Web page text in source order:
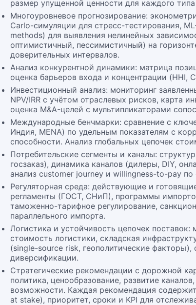
размер упущенной ценности для каждого типа
Многоуровневое прогнозирование:
Carlo-симуляции для стресс-тестирования,
methods) для выявления нелинейных
оптимистичный, пессимистичный) на
доверительных интервалов.
Анализ конкурентной динамики: матрица
оценка барьеров входа и концентрации (HHI,
Инвестиционный анализ: мониторинг
NPV/IRR с учётом отраслевых рисков, карта
оценка M&A-целей с мультипликаторами
Международные бенчмарки: сравнение с
Индия, MENA) по удельным показателям с
способности. Анализ глобальных цепочек
Потребительские сегменты и каналы:
госзаказ), динамика каналов (дилеры, DIY,
анализ customer journey и willingness-to-pay по
Регуляторная среда: действующие и
регламенты (ГОСТ, СНиП), программы
таможенно-тарифное регулирование,
параллельного импорта.
Логистика и устойчивость цепочек
стоимость логистики, складская
(single-source risk, геополитические факторы),
диверсификации.
Стратегические рекомендации с дорожной
политика, ценообразование, развитие
возможности. Каждая рекомендация
at stake), приоритет, сроки и KPI для